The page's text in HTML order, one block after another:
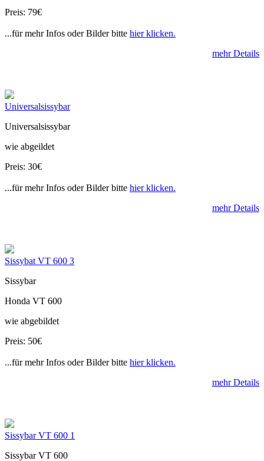
Preis: 79€
...für mehr Infos oder Bilder bitte hier klicken.
mehr Details
Universalsissybar
Universalsissybar
wie abgeildet
Preis: 30€
...für mehr Infos oder Bilder bitte hier klicken.
mehr Details
Sissybat VT 600 3
Sissybar
Honda VT 600
wie abgebildet
Preis: 50€
...für mehr Infos oder Bilder bitte hier klicken.
mehr Details
Sissybar VT 600 1
Sissybar VT 600